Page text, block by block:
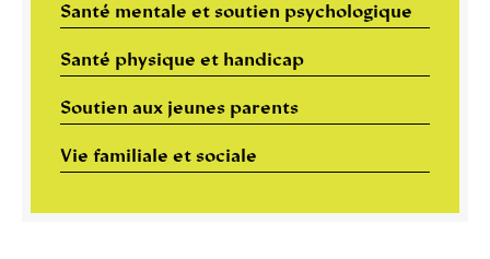
Santé mentale et soutien psychologique
Santé physique et handicap
Soutien aux jeunes parents
Vie familiale et sociale